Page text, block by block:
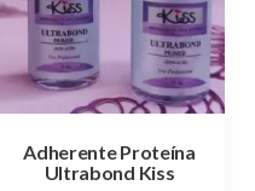
Adherente Proteína
Ultrabond Kiss